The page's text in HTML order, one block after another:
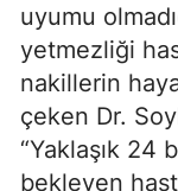
uyumu
yetmezliği
nakillerin
çeken Dr.
“Yaklaşık 24
bekleyen